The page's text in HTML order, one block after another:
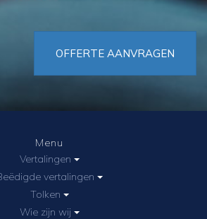
OFFERTE AANVRAGEN
Menu
Vertalingen
vertalingen
Tolken
Wie zijn wij